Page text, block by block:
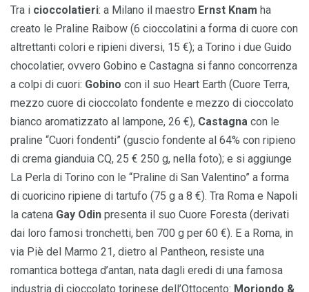
Tra i cioccolatieri: a Milano il maestro Ernst Knam ha
creato le Praline Raibow (6 cioccolatini a forma di cuore con
altrettanti colori e ripieni diversi, 15 €); a Torino i due Guido
chocolatier, ovvero Gobino e Castagna si fanno concorrenza
a colpi di cuori: Gobino con il suo Heart Earth (Cuore Terra,
mezzo cuore di cioccolato fondente e mezzo di cioccolato
bianco aromatizzato al lampone, 26 €), Castagna con le
praline “Cuori fondenti” (guscio fondente al 64% con ripieno
di crema gianduia CQ, 25 € 250 g, nella foto); e si aggiunge
La Perla di Torino con le “Praline di San Valentino” a forma
di cuoricino ripiene di tartufo (75 g a 8 €). Tra Roma e Napoli
la catena Gay Odin presenta il suo Cuore Foresta (derivati
dai loro famosi tronchetti, ben 700 g per 60 €). E a Roma, in
via Piè del Marmo 21, dietro al Pantheon, resiste una
romantica bottega d’antan, nata dagli eredi di una famosa
industria di cioccolato torinese dell’Ottocento: Moriondo &